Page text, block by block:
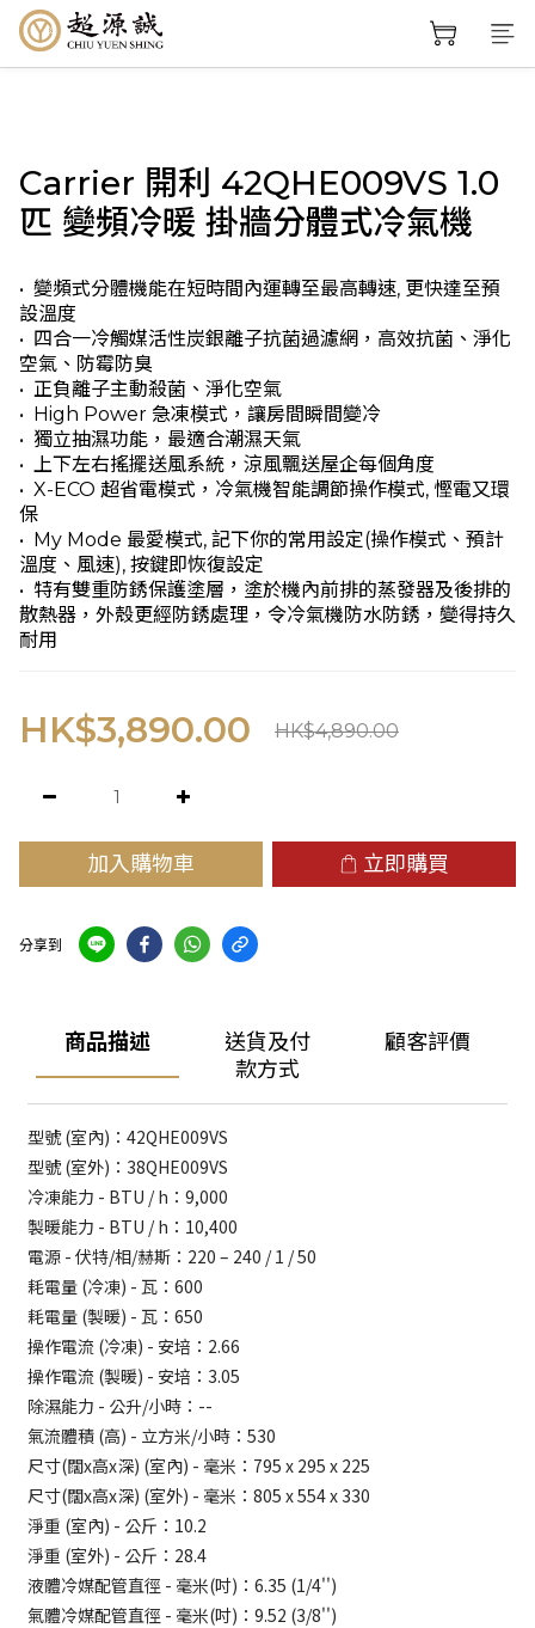
Carrier 開利 42QHE009VS 1.0
匹 變頻冷暖 掛牆分體式冷氣機
•  變頻式分體機能在短時間內運轉至最高轉速, 更快達至預
設溫度
•  四合一冷觸媒活性炭銀離子抗菌過濾網，高效抗菌、淨化
空氣、防霉防臭
•  正負離子主動殺菌、淨化空氣
•  High Power 急凍模式，讓房間瞬間變冷
•  獨立抽濕功能，最適合潮濕天氣
•  上下左右搖擺送風系統，涼風飄送屋企每個角度
•  X-ECO 超省電模式，冷氣機智能調節操作模式, 慳電又環
保
•  My Mode 最愛模式, 記下你的常用設定(操作模式、預計
溫度、風速), 按鍵即恢復設定
•  特有雙重防銹保護塗層，塗於機內前排的蒸發器及後排的
散熱器，外殼更經防銹處理，令冷氣機防水防銹，變得持久
耐用
HK$3,890.00 HK$4,890.00
加入購物車 立即購買
分享到
商品描述
送貨及付
款方式
顧客評價
型號 (室內)：42QHE009VS
型號 (室外)：38QHE009VS
冷凍能力 - BTU / h：9,000
製暖能力 - BTU / h：10,400
電源 - 伏特/相/赫斯：220 – 240 / 1 / 50
耗電量 (冷凍) - 瓦：600
耗電量 (製暖) - 瓦：650
操作電流 (冷凍) - 安培：2.66
操作電流 (製暖) - 安培：3.05
除濕能力 - 公升/小時：--
氣流體積 (高) - 立方米/小時：530
尺寸(闊x高x深) (室內) - 毫米：795 x 295 x 225
尺寸(闊x高x深) (室外) - 毫米：805 x 554 x 330
淨重 (室內) - 公斤：10.2
淨重 (室外) - 公斤：28.4
液體冷媒配管直徑 - 毫米(吋)：6.35 (1/4'')
氣體冷媒配管直徑 - 毫米(吋)：9.52 (3/8'')